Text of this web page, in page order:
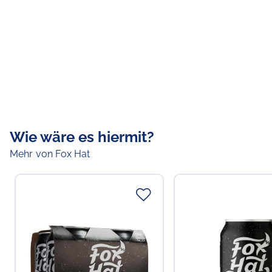
Wie wäre es hiermit?
Mehr von Fox Hat